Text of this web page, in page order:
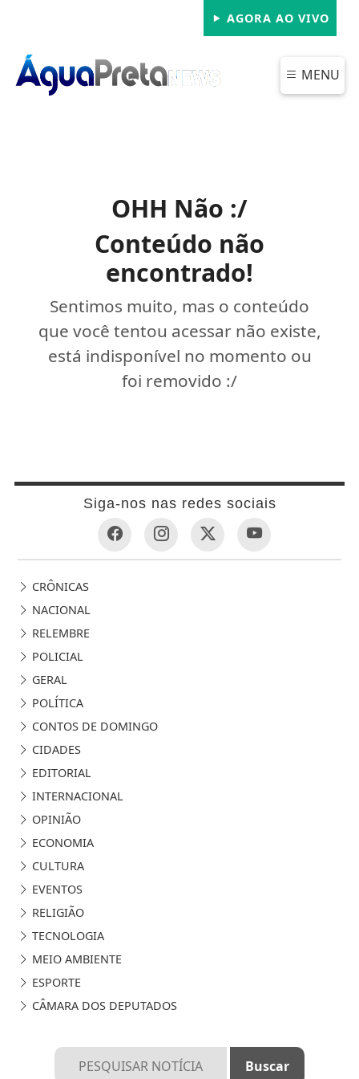
AGORA AO VIVO
MENU
OHH Não :/
Conteúdo não
encontrado!
Sentimos muito, mas o conteúdo
que você tentou acessar não existe,
está indisponível no momento ou
foi removido :/
Siga-nos nas redes sociais
CRÔNICAS
NACIONAL
RELEMBRE
POLICIAL
GERAL
POLÍTICA
CONTOS DE DOMINGO
CIDADES
EDITORIAL
INTERNACIONAL
OPINIÃO
ECONOMIA
CULTURA
EVENTOS
RELIGIÃO
TECNOLOGIA
MEIO AMBIENTE
ESPORTE
CÂMARA DOS DEPUTADOS